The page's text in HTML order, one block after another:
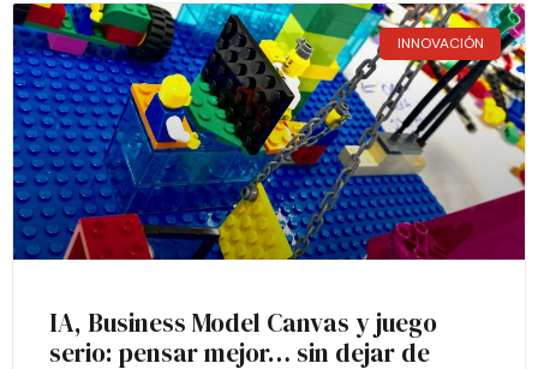
INNOVACIÓN
IA, Business Model Canvas y juego
serio: pensar mejor… sin dejar de